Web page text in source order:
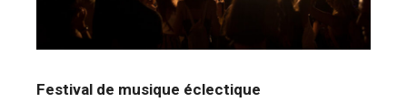
Festival de musique éclectique